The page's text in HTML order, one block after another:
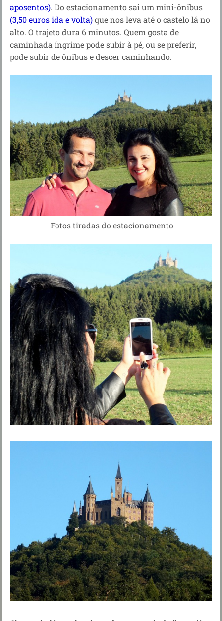
aposentos). Do estacionamento sai um mini-ônibus
(3,50 euros ida e volta)que nos leva até o castelo lá no
alto. O trajeto dura 6 minutos. Quem gosta de
caminhada íngrime pode subir à pé, ou se preferir,
pode subir de ônibus e descer caminhando.
Fotos tiradas do estacionamento